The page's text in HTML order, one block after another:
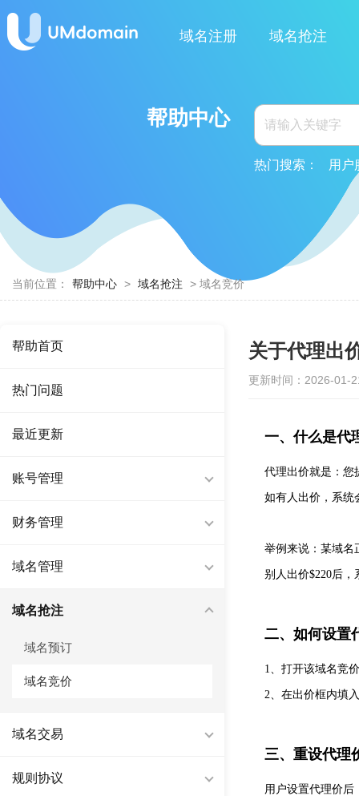
域名注册 域名抢注
帮助中心
热门搜索： 用户
当前位置： 帮助中心 > 域名抢注 > 域名竞价
帮助首页
热门问题
最近更新
账号管理
财务管理
域名管理
域名抢注
域名预订
域名竞价
域名交易
规则协议
关于代理出
更新时间：2026-01-
一、什么是代
代理出价就是：您
如有人出价，系统
举例来说：某域名
别人出价$220后
二、如何设置
1、打开该域名竞
2、在出价框内填
三、重设代理
用户设置代理价后